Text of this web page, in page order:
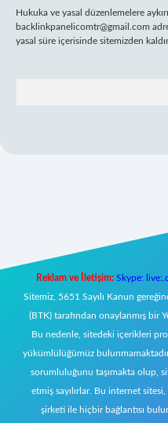
Hukuka ve yasal düzenlemelere
backlinkpanelicomtr@gmail.com
yasal süre içerisinde sitemizden
Reklam ve İletişim: Skype:
Sitemiz, 5651 Sayılı Kanun
(BTK) tarafından onaylanmış bir
Bu nedenle, sitedeki içerikleri
yükümlülüğümüz
sorumluluğunu taşımakta olup,
etmiş sayılırlar. Bu internet
şirketi ile hiçbir bağlantısı